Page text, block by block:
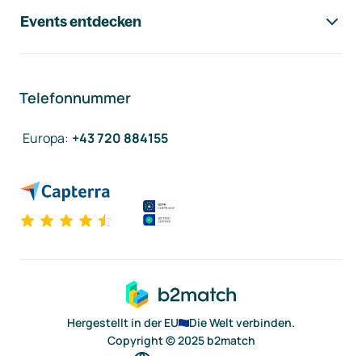
Events entdecken
Telefonnummer
Europa: +43 720 884155
Hergestellt in der EU
Die Welt verbinden.
Copyright © 2025 b2match